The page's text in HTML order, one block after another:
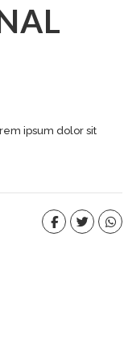
ipsum dolor sit